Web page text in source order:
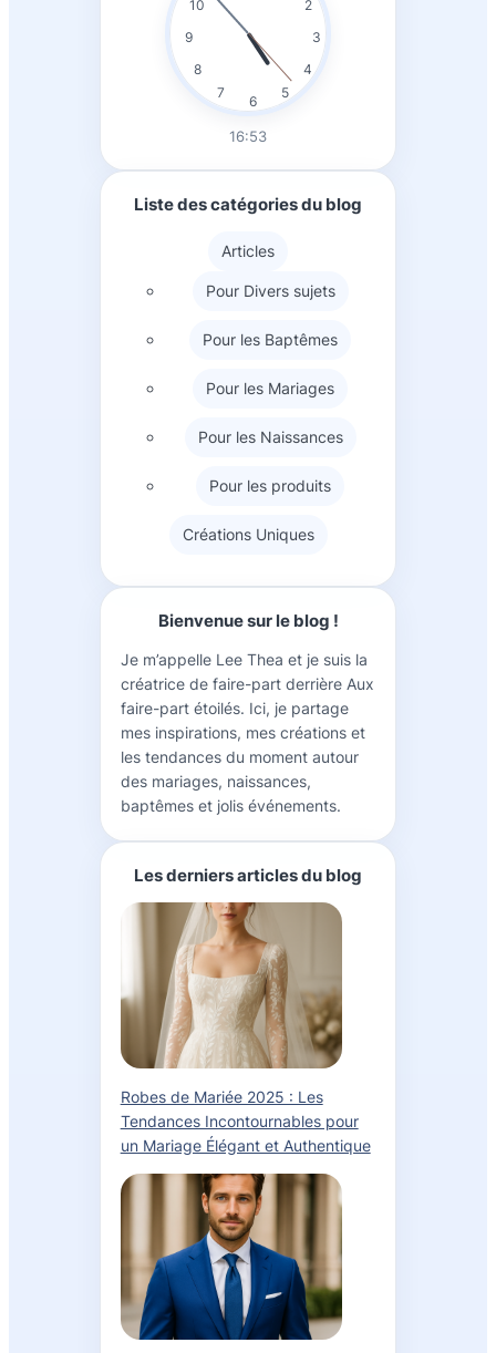
2
3
4
5
6
7
8
9
10
16:53
Liste des catégories du blog
Articles
Pour Divers sujets
Pour les Baptêmes
Pour les Mariages
Pour les Naissances
Pour les produits
Créations Uniques
Bienvenue sur le blog !
Je m’appelle Lee Thea et je suis la
créatrice de faire-part derrière Aux
faire-part étoilés. Ici, je partage
mes inspirations, mes créations et
les tendances du moment autour
des mariages, naissances,
baptêmes et jolis événements.
Les derniers articles du blog
Robes de Mariée 2025 : Les
Tendances Incontournables pour
un Mariage Élégant et Authentique